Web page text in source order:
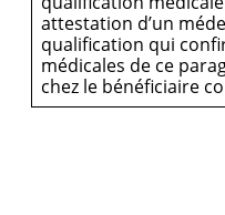
attestation d’un
qualification qui
médicales de ce
chez le bénéficiaire